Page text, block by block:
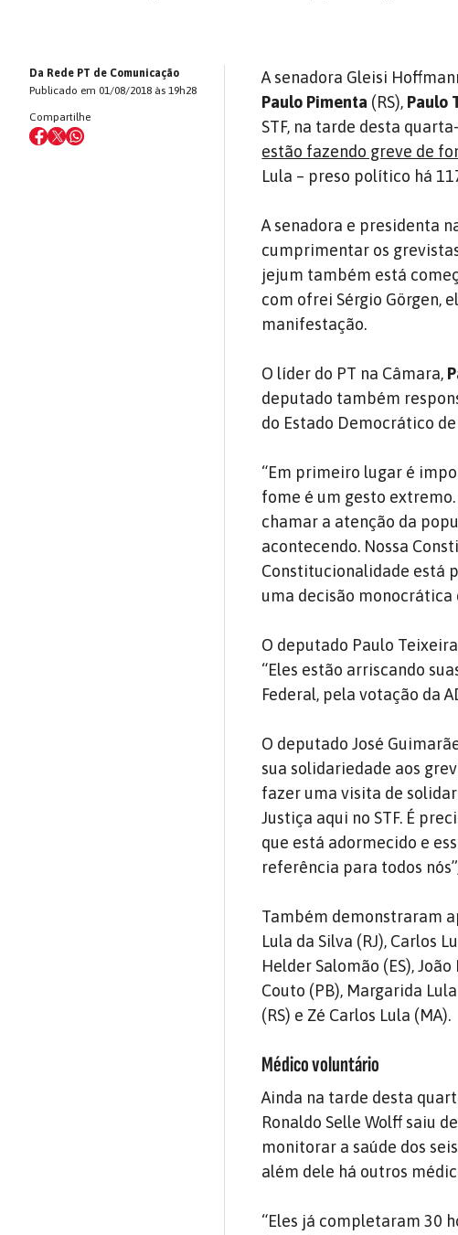
Da Rede PT de Comunicação
Publicado em 01/08/2018 às 19h28
Compartilhe
A senadora Gleisi
Paulo Pimenta (RS), Paulo
STF, na tarde desta
estão fazendo greve de
Lula – preso político há
A senadora e presidenta
cumprimentar os
jejum também está
com ofrei Sérgio Görgen,
manifestação.
O líder do PT na Câmara,
deputado também
do Estado Democrático
“Em primeiro lugar é
fome é um gesto
chamar a atenção da
acontecendo. Nossa
Constitucionalidade está
uma decisão monocrática
O deputado Paulo
“Eles estão arriscando
Federal, pela votação da
O deputado José
sua solidariedade aos
fazer uma visita de
Justiça aqui no STF. É
que está adormecido e
referência para todos
Também demonstraram
Lula da Silva (RJ), Carlos
Helder Salomão (ES),
Couto (PB), Margarida
(RS) e Zé Carlos Lula (MA).
Médico voluntário
Ainda na tarde desta
Ronaldo Selle Wolff saiu
monitorar a saúde dos
além dele há outros
“Eles já completaram 30